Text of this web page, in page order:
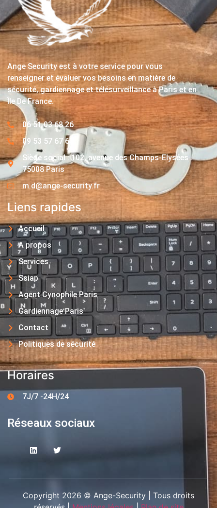
Ange Security est à votre service pour vous
renseigner et évaluer vos besoins en matière de
sécurité, gardiennage et télésurveillance à Paris et en
Île De France.
06 51 03 68 26
09 53 57 67 63
Siège social : 102, avenue des Champs-Elysées
75008 Paris
m.d@ange-security.fr
Liens rapides
Accueil
A propos
Services
Ssiap
Agent Cynophile Paris
Gardiennage Paris
Contact
Politiques de sécurité
Horaires
7J/7 -24H/24
Réseaux sociaux
Copyright 2026 © Ange-Security | Tous droits